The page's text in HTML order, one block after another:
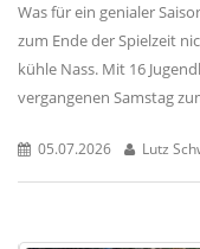
Was für ein genialer
zum Ende der Spielzeit
kühle Nass. Mit 16
vergangenen Samstag
05.07.2026 Lutz